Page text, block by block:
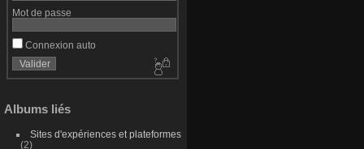
Mot de passe
Connexion auto
Albums liés
Sites d'expériences et plateformes
2